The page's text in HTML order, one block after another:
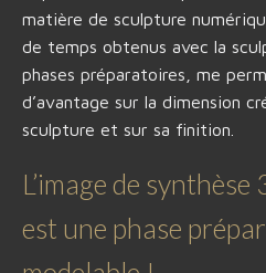
matière de sculpture
de temps obtenus avec la
phases préparatoires, me
d’avantage sur la dimension
sculpture et sur sa finition.
L’image de
est une phase